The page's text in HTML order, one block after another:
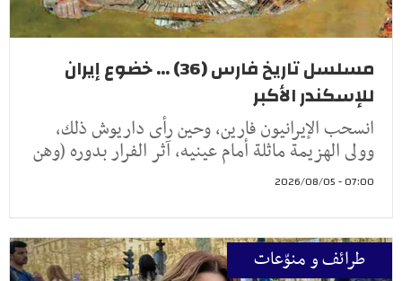
مسلسل تاريخ فارس (36) ... خضوع إيران
للإسكندر الأكبر
انسحب الإيرانيون فارين، وحين رأى داريوش ذلك،
وولى الهزيمة ماثلة أمام عينيه، آثر الفرار بدوره (وهن
07:00 - 2026/08/05
طرائف و منوّعات